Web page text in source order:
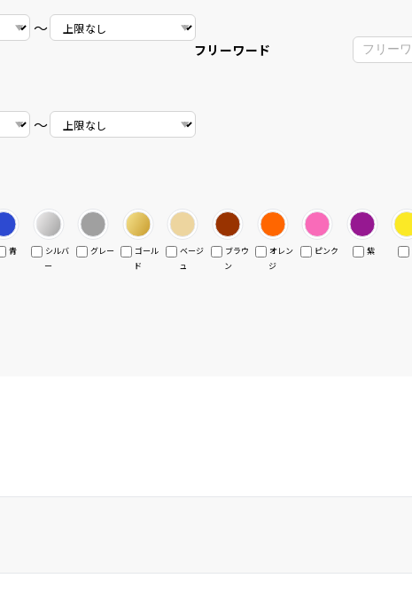
〜
〜
フリーワード
青
シルバ
ー
グレー
ゴール
ド
ベージ
ュ
ブラウ
ン
オレン
ジ
ピンク 紫